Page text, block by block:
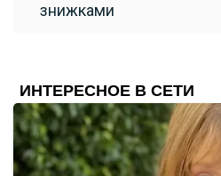
знижками